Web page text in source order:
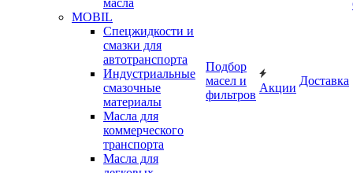
масла
MOBIL
Cпецжидкости и
смазки для
автотранспорта
Индустриальные
смазочные
материалы
Масла для
коммерческого
транспорта
Масла для
Подбор
масел и
фильтров
Акции
Доставка